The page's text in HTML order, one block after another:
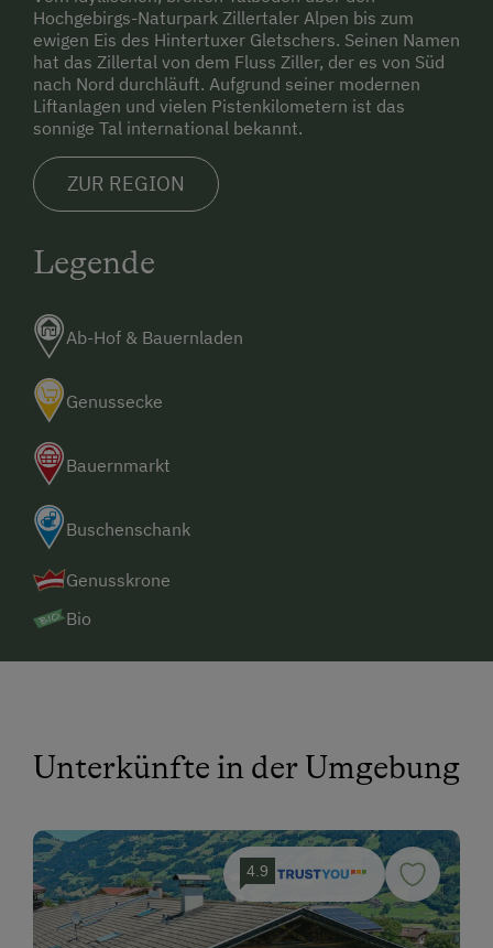
Hochgebirgs-Naturpark Zillertaler Alpen bis zum
ewigen Eis des Hintertuxer Gletschers. Seinen Namen
hat das Zillertal von dem Fluss Ziller, der es von Süd
nach Nord durchläuft. Aufgrund seiner modernen
Liftanlagen und vielen Pistenkilometern ist das
sonnige Tal international bekannt.
ZUR REGION
Legende
Ab-Hof & Bauernladen
Genussecke
Bauernmarkt
Buschenschank
Genusskrone
Bio
Unterkünfte in der Umgebung
4.9